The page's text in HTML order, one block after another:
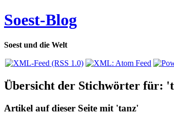
Soest-Blog
Soest und die Welt
Übersicht der Stichwörter für:
Artikel auf dieser Seite mit 'tanz'